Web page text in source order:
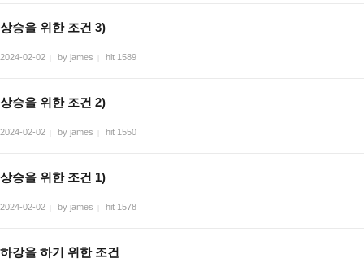
상승을 위한 조건 3)
2024-02-02 by james hit 1589
상승을 위한 조건 2)
2024-02-02 by james hit 1550
상승을 위한 조건 1)
2024-02-02 by james hit 1578
하강을 하기 위한 조건